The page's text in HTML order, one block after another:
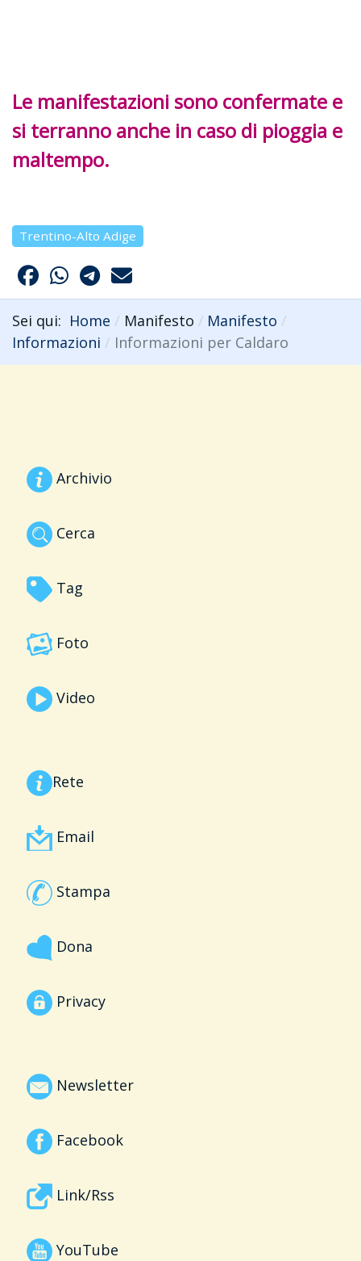
Le manifestazioni sono confermate e
si terranno anche in caso di pioggia e
maltempo.
Trentino-Alto Adige
Sei qui: Home Manifesto
Manifesto
Informazioni
Informazioni per Caldaro
Archivio
Cerca
Tag
Foto
Video
Rete
Email
Stampa
Dona
Privacy
Newsletter
Facebook
Link/Rss
YouTube